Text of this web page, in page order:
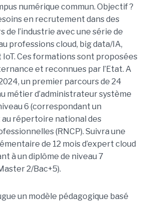
numérique commun. Objectif ?
en recrutement dans des
de l’industrie avec une série de
professions cloud, big data/IA,
Ces formations sont proposées
et reconnues par l’Etat. A
un premier parcours de 24
métier d’administrateur système
6 (correspondant un
au répertoire national des
(RNCP). Suivra une
de 12 mois d’expert cloud
à un diplôme de niveau 7
2/Bac+5).
un modèle pédagogique basé